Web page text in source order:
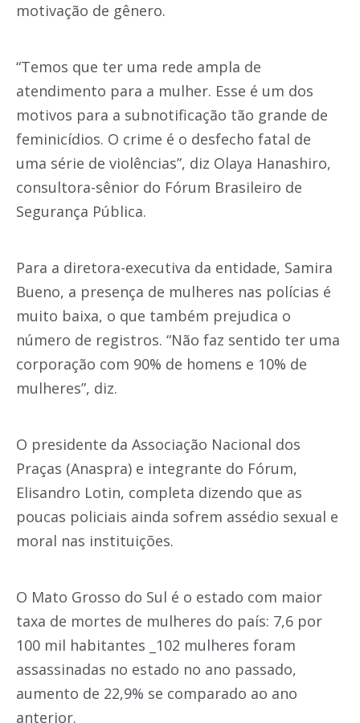
motivação de gênero.
“Temos que ter uma rede ampla de
atendimento para a mulher. Esse é um dos
motivos para a subnotificação tão grande de
feminicídios. O crime é o desfecho fatal de
uma série de violências”, diz Olaya Hanashiro,
consultora-sênior do Fórum Brasileiro de
Segurança Pública.
Para a diretora-executiva da entidade, Samira
Bueno, a presença de mulheres nas polícias é
muito baixa, o que também prejudica o
número de registros. “Não faz sentido ter uma
corporação com 90% de homens e 10% de
mulheres”, diz.
O presidente da Associação Nacional dos
Praças (Anaspra) e integrante do Fórum,
Elisandro Lotin, completa dizendo que as
poucas policiais ainda sofrem assédio sexual e
moral nas instituições.
O Mato Grosso do Sul é o estado com maior
taxa de mortes de mulheres do país: 7,6 por
100 mil habitantes _102 mulheres foram
assassinadas no estado no ano passado,
aumento de 22,9% se comparado ao ano
anterior.